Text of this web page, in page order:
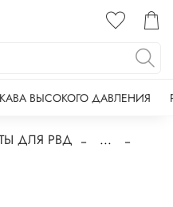
ВЫСОКОГО ДАВЛЕНИЯ
ДЛЯ РВД
...